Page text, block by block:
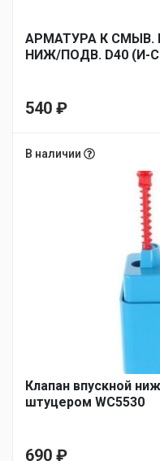
АРМАТУРА К СМЫВ.
НИЖ/ПОДВ. D40 (И-
540 ₽
В наличии
Клапан впускной
штуцером WC5530
690 ₽